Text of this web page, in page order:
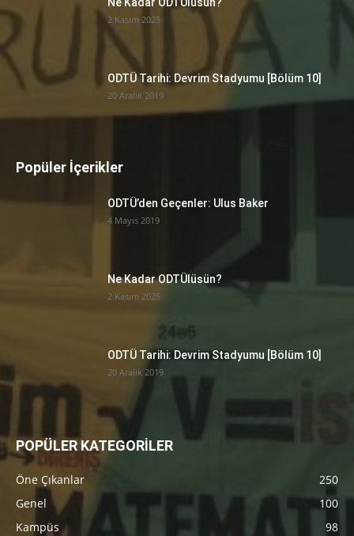
Ne Kadar ODTÜlüsün?
2 Kasım 2025
ODTÜ Tarihi: Devrim Stadyumu [Bölüm 10]
20 Aralık 2019
Popüler İçerikler
ODTÜ’den Geçenler: Ulus Baker
4 Mayıs 2019
Ne Kadar ODTÜlüsün?
2 Kasım 2025
ODTÜ Tarihi: Devrim Stadyumu [Bölüm 10]
20 Aralık 2019
POPÜLER KATEGORİLER
Öne Çıkanlar
250
Genel
100
Kampüs
98